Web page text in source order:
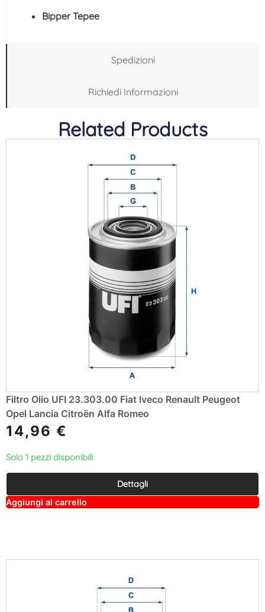
Spedizioni
Richiedi Informazioni
Bipper Tepee
Related Products
Filtro Olio UFI 23.303.00 Fiat Iveco Renault Peugeot
Opel Lancia Citroën Alfa Romeo
14,96 €
Solo 1 pezzi disponibili
Dettagli
Aggiungi al carrello
lt
ti